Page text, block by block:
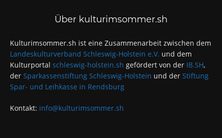
Über kulturimsommer.sh
Kulturimsommer.sh ist eine Zusammenarbeit zwischen dem
Landeskulturverband Schleswig-Holstein e.V. und dem
Kulturportal schleswig-holstein.sh gefördert von der IB.SH,
der Sparkassenstiftung Schleswig-Holstein und der Stiftung
Spar- und Leihkasse in Rendsburg
Kontakt: info@kulturimsommer.sh